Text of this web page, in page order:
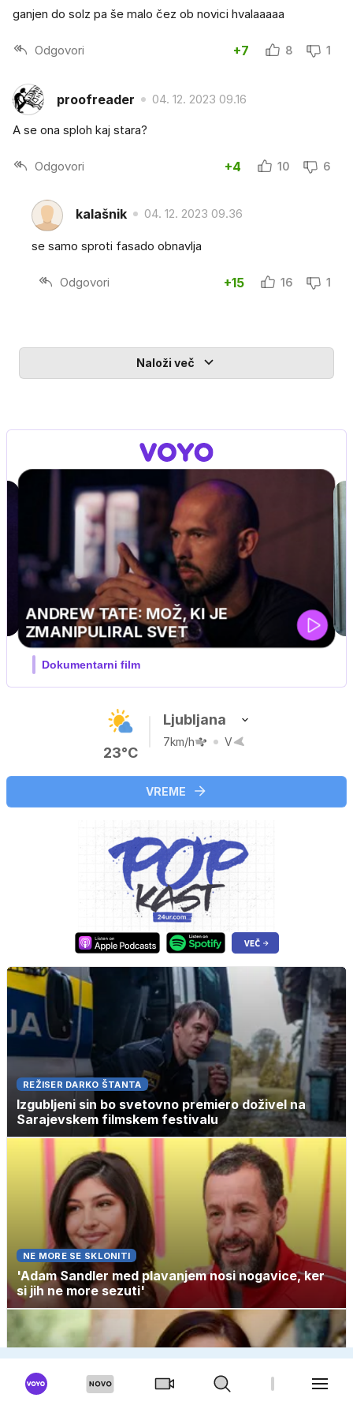
ganjen do solz pa še malo čez ob novici hvalaaaaa
Odgovori +7 8 1
proofreader 04. 12. 2023 09.16
A se ona sploh kaj stara?
Odgovori +4 10 6
kalašnik 04. 12. 2023 09.36
se samo sproti fasado obnavlja
Odgovori +15 16 1
Naloži več
MOJ PRIJATELJ PINGVIN
Film meseca / družinski, pustolovski
23°C
Ljubljana
7km/h V
VREME
REŽISER DARKO ŠTANTA
Izgubljeni sin bo svetovno premiero doživel na
Sarajevskem filmskem festivalu
NE MORE SE SKLONITI
'Adam Sandler med plavanjem nosi nogavice, ker
si jih ne more sezuti'